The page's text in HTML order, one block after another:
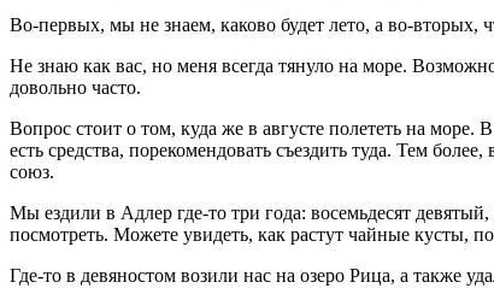
Во-первых, мы не знаем, каково будет лето, а во-вторых,
Не знаю как вас, но меня всегда тянуло на море.
довольно часто.
Вопрос стоит о том, куда же в августе полететь на
есть средства, порекомендовать съездить туда. Тем
союз.
Мы ездили в Адлер где-то три года: восемьдесят
посмотреть. Можете увидеть, как растут чайные кусты,
Где-то в девяностом возили нас на озеро Рица, а также